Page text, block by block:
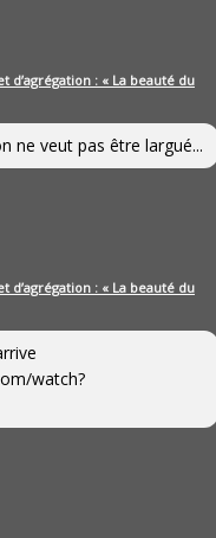
d’agrégation : « La beauté du
ne veut pas être largué...
d’agrégation : « La beauté du
watch?